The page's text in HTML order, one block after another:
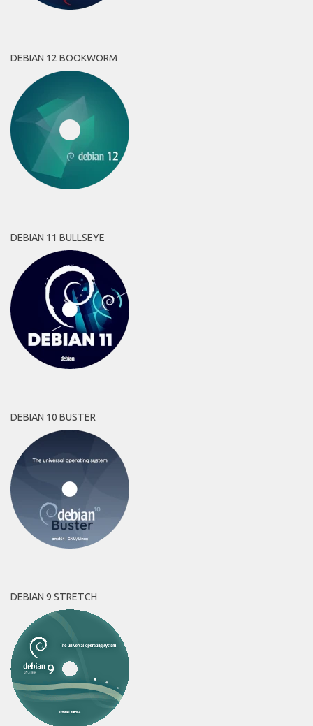
DEBIAN 12 BOOKWORM
DEBIAN 11 BULLSEYE
DEBIAN 10 BUSTER
DEBIAN 9 STRETCH